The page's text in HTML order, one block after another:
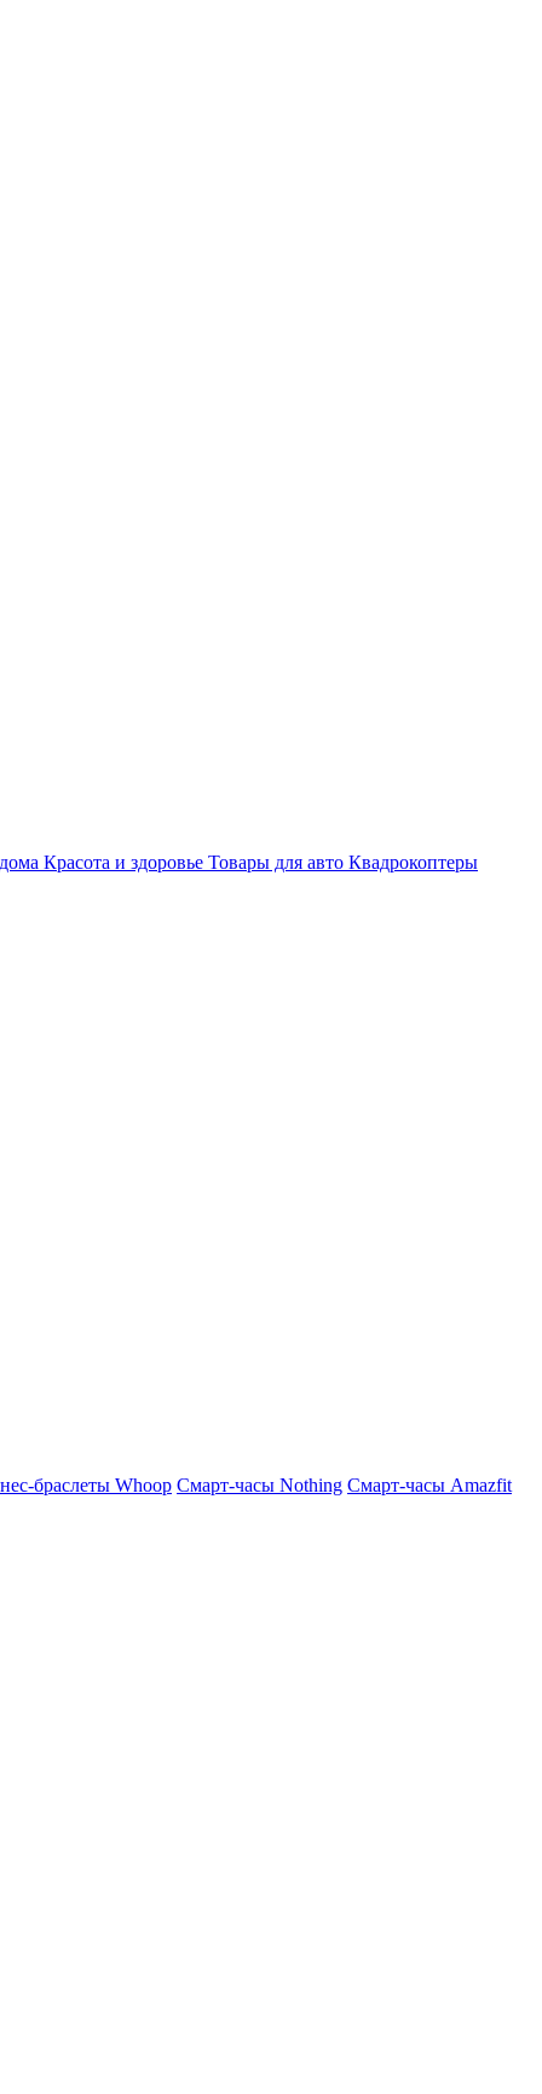
Красота и здоровье Товары для авто Квадрокоптеры
браслеты Whoop Смарт-часы Nothing Смарт-часы Amazfit